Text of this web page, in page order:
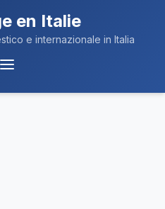
en Italie
e internazionale in Italia
Navigation